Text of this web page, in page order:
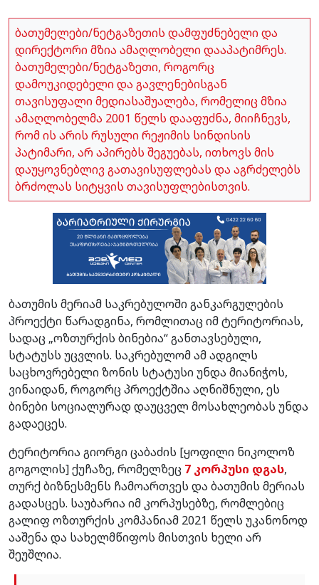
ბათუმელები/ნეტგაზეთის დამფუძნებელი და
დირექტორი მზია ამაღლობელი დააპატიმრეს.
ბათუმელები/ნეტგაზეთი, როგორც
დამოუკიდებელი და გავლენებისგან
თავისუფალი მედიასაშუალება, რომელიც მზია
ამაღლობელმა 2001 წელს დააფუძნა, მიიჩნევს,
რომ ის არის რუსული რეჟიმის სინდისის
პატიმარი, არ აპირებს შეგუებას, ითხოვს მის
დაუყოვნებლივ გათავისუფლებას და აგრძელებს
ბრძოლას სიტყვის თავისუფლებისთვის.
ბათუმის მერიამ საკრებულოში განკარგულების
პროექტი წარადგინა, რომლითაც იმ ტერიტორიას,
სადაც „ოზთურქის ბინებია“ განთავსებული,
სტატუსს უცვლის. საკრებულომ ამ ადგილს
საცხოვრებელი ზონის სტატუსი უნდა მიანიჭოს,
ვინაიდან, როგორც პროექტშია აღნიშნული, ეს
ბინები სოციალურად დაუცველ მოსახლეობას უნდა
გადაეცეს.
ტერიტორია გიორგი ცაბაძის [ყოფილი ნიკოლოზ
გოგოლის] ქუჩაზე, რომელზეც 7 კორპუსი დგას,
თურქ ბიზნესმენს ჩამოართვეს და ბათუმის მერიას
გადასცეს. საუბარია იმ კორპუსებზე, რომლებიც
გალიფ ოზთურქის კომპანიამ 2021 წელს უკანონოდ
ააშენა და სახელმწიფოს მისთვის ხელი არ
შეუშლია.